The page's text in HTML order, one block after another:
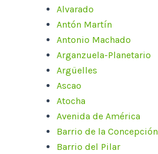
Alvarado
Antón Martín
Antonio Machado
Arganzuela-Planetario
Argüelles
Ascao
Atocha
Avenida de América
Barrio de la Concepción
Barrio del Pilar